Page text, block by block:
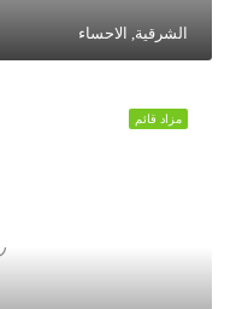
الشرقية, الاحساء
مزاد قائم